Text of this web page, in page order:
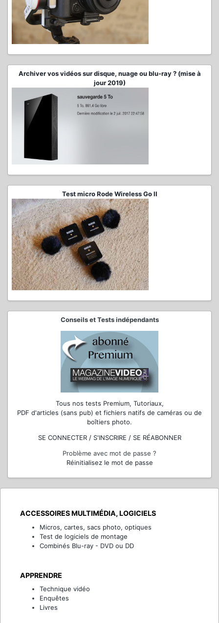
Archiver vos vidéos sur disque, nuage ou blu-ray ? (mise à
jour 2019)
Test micro Rode Wireless Go II
Conseils et Tests indépendants
Tous nos tests Premium, Tutoriaux,
PDF d'articles (sans pub) et fichiers natifs de caméras ou de
boîtiers photo.
SE CONNECTER / S'INSCRIRE / SE RÉABONNER
Problème avec mot de passe ?
Réinitialisez le mot de passe
ACCESSOIRES MULTIMÉDIA, LOGICIELS
Micros, cartes, sacs photo, optiques
Test de logiciels de montage
Combinés Blu-ray - DVD ou DD
APPRENDRE
Technique vidéo
Enquêtes
Livres